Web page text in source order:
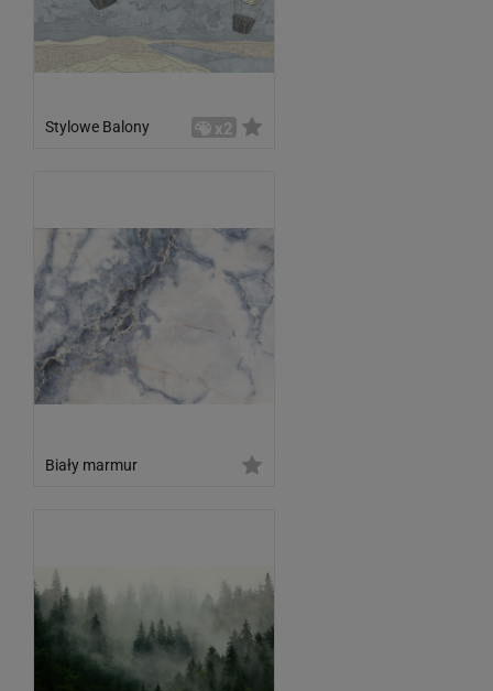
Stylowe Balony x2
Biały marmur